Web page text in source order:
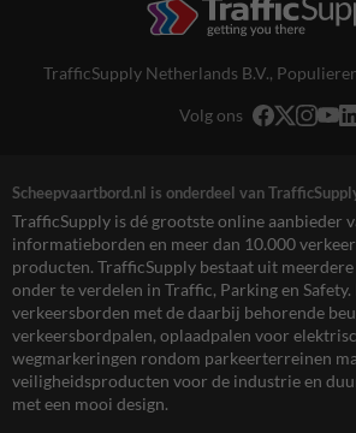
TrafficSupply Netherlands B.V.,
Volg ons
Scheepvaartbord.nl is onderdeel van
TrafficSupply is dé grootste online aanbieder
informatieborden en meer dan 10.000
producten. TrafficSupply bestaat uit
onder te verdelen in Traffic, Parking en
verkeersborden met de daarbij behorende
verkeersbordpalen, oplaadpalen voor
wegmarkeringen rondom parkeerterreinen
veiligheidsproducten voor de industrie en
met een mooi design.